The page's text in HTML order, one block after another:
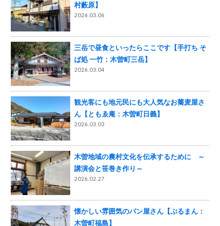
村藪原】
2026.03.06
三岳で昼食といったらここです【手打ち そ
ば処 一竹：木曽町三岳】
2026.03.04
観光客にも地元民にも大人気なお蕎麦屋さ
ん【ともゑ庵：木曽町日義】
2026.03.03
木曽地域の農村文化を伝承するために ～
講演会と笹巻き作り～
2026.02.27
懐かしい雰囲気のパン屋さん【ぷるまん：
木曽町福島】